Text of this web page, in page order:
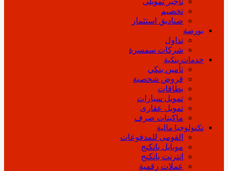
تخصيم
صناديق استثمار
بورصة
تداول
شركات سمسرة
خدمات بنكية
تأمين بنكي
قروض شخصية
بطاقات
تمويل سيارات
تمويل عقارى
ماكينات صرف
تكنولوجيا مالية
القومى للمدفوعات
موبايل بانكنج
انترنت بانكنج
عملات رقمية